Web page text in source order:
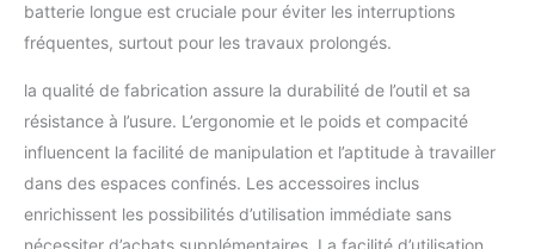
batterie longue est cruciale pour éviter les interruptions
fréquentes, surtout pour les travaux prolongés.
la qualité de fabrication assure la durabilité de l’outil et sa
résistance à l’usure. L’ergonomie et le poids et compacité
influencent la facilité de manipulation et l’aptitude à travailler
dans des espaces confinés. Les accessoires inclus
enrichissent les possibilités d’utilisation immédiate sans